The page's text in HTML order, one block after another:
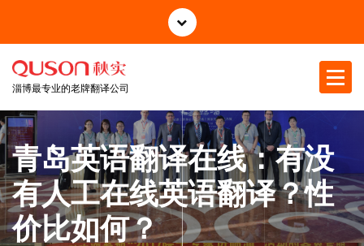
正
淄博最专业的老牌翻译公司
青岛英语翻译在线：有没
有人工在线英语翻译？性
价比如何？